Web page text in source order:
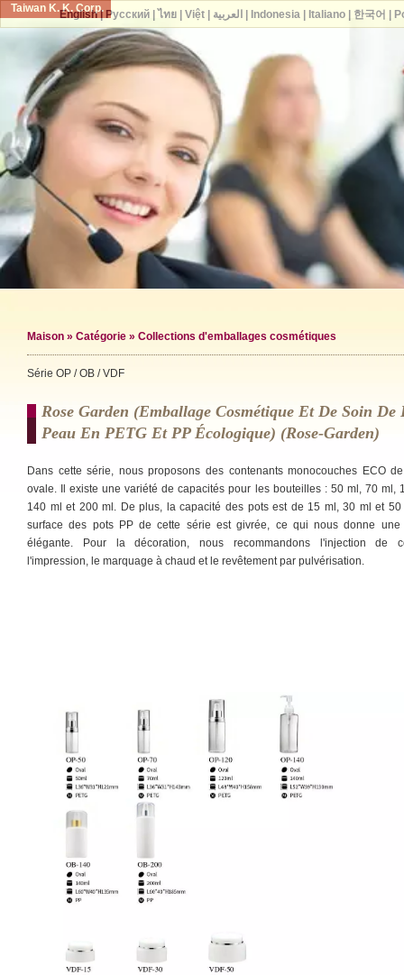
Taiwan K. K. Corp.
Maison » Catégorie » Collections d'emballages cosmétiques
Série OP / OB / VDF
Rose Garden (emballage Cosmétique Et De Soin De
Peau En PETG Et PP Écologique) (rose-Garden)
Dans cette série, nous proposons des contenants monocouches ECO
ovale. Il existe une variété de capacités pour les bouteilles : 50 ml, 70 ml,
140 ml et 200 ml. De plus, la capacité des pots est de 15 ml, 30 ml et 50
surface des pots PP de cette série est givrée, ce qui nous donne une
élégante. Pour la décoration, nous recommandons l'injection de
l'impression, le marquage à chaud et le revêtement par pulvérisation.
English| Русский| ไทย| Việt| العربية Indonesia| Italiano| 한국어